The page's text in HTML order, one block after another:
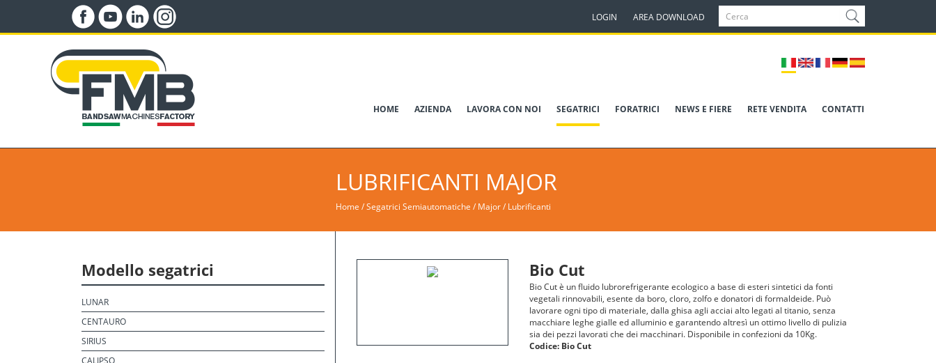
LOGIN AREA DOWNLOAD
HOME AZIENDA LAVORA CON NOI SEGATRICI FORATRICI NEWS E FIERE RETE VENDITA CONTATTI
LUBRIFICANTI MAJOR
Home /Segatrici Semiautomatiche /Major/Lubrificanti
Modello segatrici
LUNAR
CENTAURO
SIRIUS
CALIPSO
Bio Cut
Bio Cut è un fluido lubrorefrigerante ecologico a base di esteri sintetici da fonti
vegetali rinnovabili, esente da boro, cloro, zolfo e donatori di formaldeide. Può
lavorare ogni tipo di materiale, dalla ghisa agli acciai alto legati al titanio, senza
macchiare leghe gialle ed alluminio e garantendo altresì un ottimo livello di pulizia
sia dei pezzi lavorati che dei macchinari. Disponibile in confezioni da 10Kg.
Codice: Bio Cut